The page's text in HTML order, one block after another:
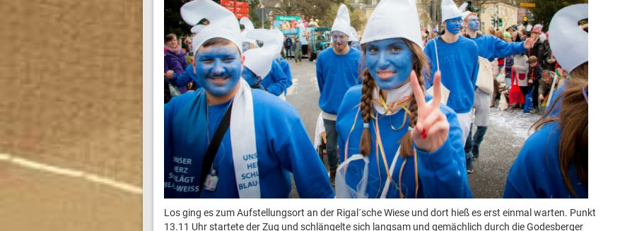
Los ging es zum Aufstellungsort an der Rigal´sche Wiese und dort hieß es erst einmal warten. Punkt
13.11 Uhr startete der Zug und schlängelte sich langsam und gemächlich durch die Godesberger